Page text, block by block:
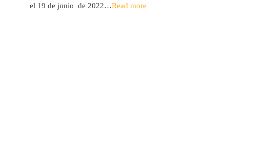
el 19 de junio de 2022…Read more